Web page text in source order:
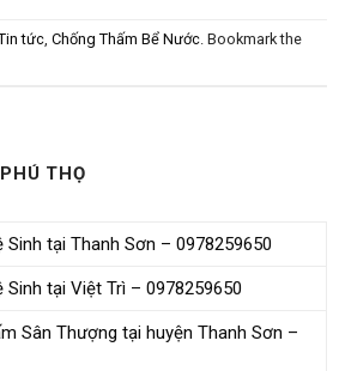
tức, Chống Thấm Bể Nước. Bookmark the
THỌ
Sinh tại Thanh Sơn – 0978259650
Sinh tại Việt Trì – 0978259650
Sân Thượng tại huyện Thanh Sơn –